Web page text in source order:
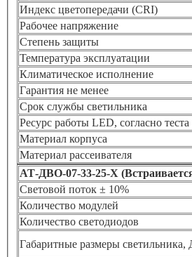
Индекс цветопередачи (CRI)
Рабочее напряжение
Степень защиты
Температура эксплуатации
Климатическое исполнение
Гарантия не менее
Срок службы светильника
Ресурс работы LED, согласно
Материал корпуса
Материал рассеивателя
АТ-ДВО-07-33-25-Х
Световой поток ± 10%
Количество модулей
Количество светодиодов
Габаритные размеры